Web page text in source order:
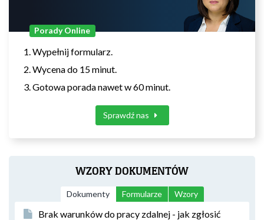
Porady Online
Wypełnij formularz.
Wycena do 15 minut.
Gotowa porada nawet w 60 minut.
Sprawdź nas
WZORY DOKUMENTÓW
Dokumenty Formularze Wzory
Brak warunków do pracy zdalnej - jak zgłosić